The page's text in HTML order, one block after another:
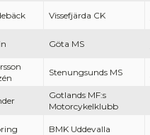
Vissefjärda CK
Göta MS
Stenungsunds MS
Gotlands MF:s
Motorcykelklubb
BMK Uddevalla